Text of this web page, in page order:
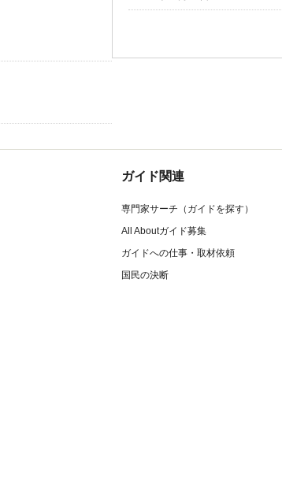
ガイド関連
専門家サーチ（ガイドを探す）
All Aboutガイド募集
ガイドへの仕事・取材依頼
国民の決断